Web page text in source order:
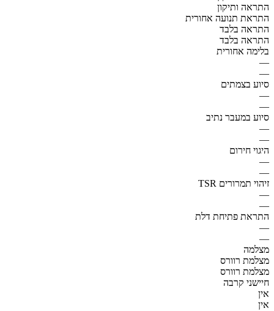
התראה ותיקון
התראת תנועה אחורית
התראה בלבד
התראה בלבד
בלימה אחורית
—
—
סיוע בצמתים
—
—
סיוע במעבר נתיב
—
—
היגוי חירום
—
—
זיהוי תמרורים TSR
—
—
התראת פתיחת דלת
—
—
מצלמה
מצלמת רוורס
מצלמת רוורס
חיישני קרבה
אין
אין